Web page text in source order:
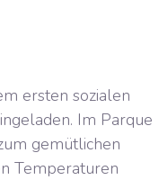
ersten sozialen
Im Parque
gemütlichen
Temperaturen